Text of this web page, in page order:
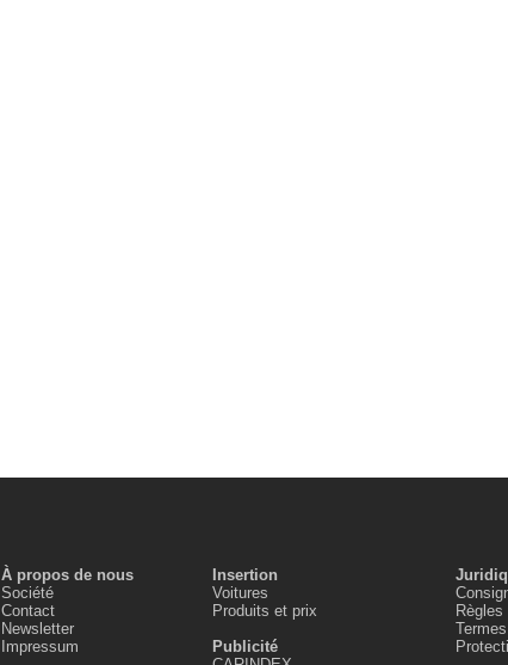
À propos de nous
Société
Contact
Newsletter
Impressum
Insertion
Voitures
Produits et prix
Publicité